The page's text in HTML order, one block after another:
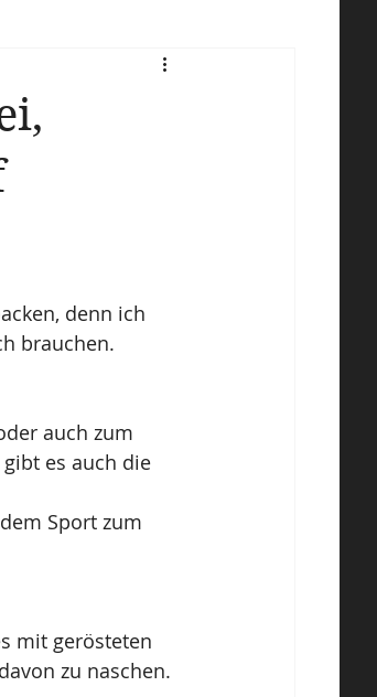
denn ich
brauchen.
auch zum
es auch die
Sport zum
mit gerösteten
zu naschen.